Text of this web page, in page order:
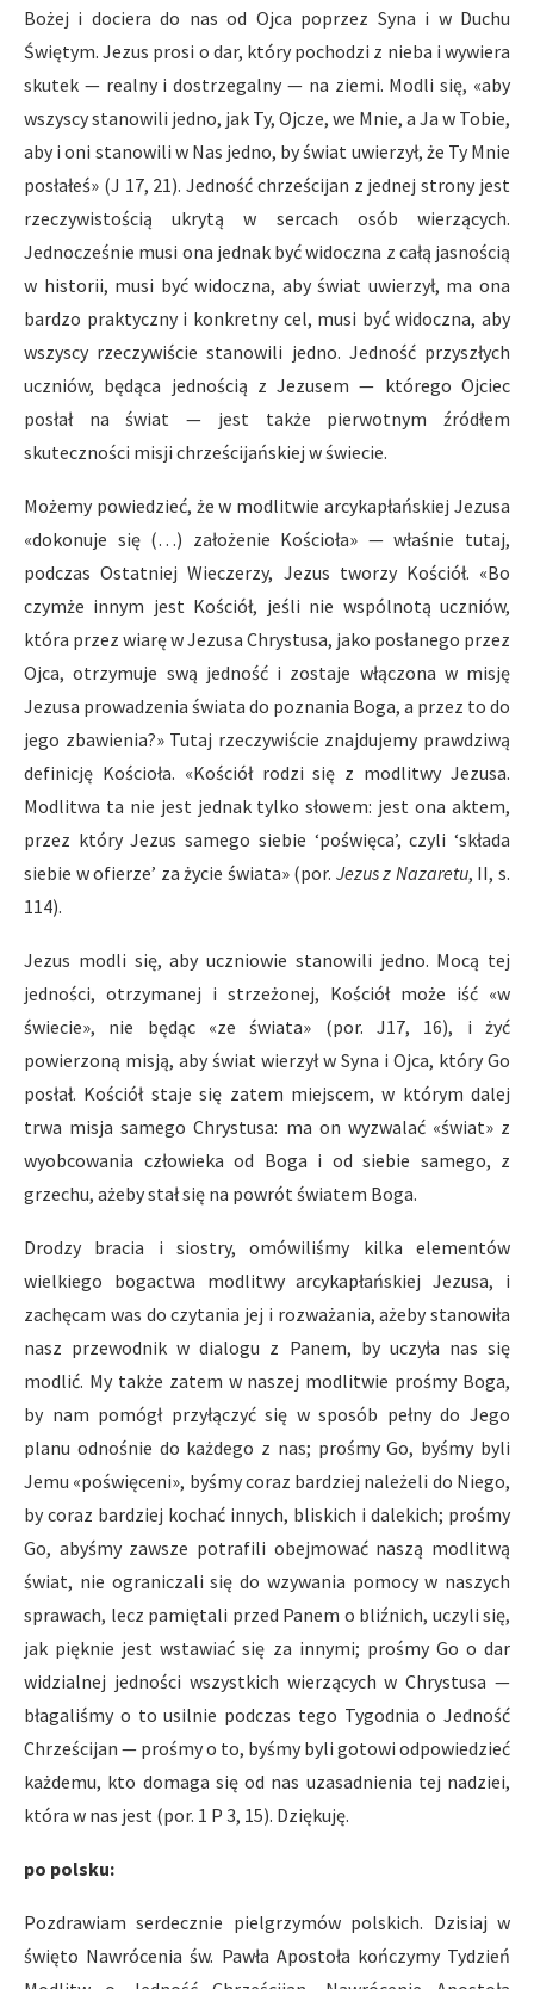
Bożej i dociera do nas od Ojca poprzez Syna i w Duchu
Świętym. Jezus prosi o dar, który pochodzi z nieba i wywiera
skutek — realny i dostrzegalny — na ziemi. Modli się, «aby
wszyscy stanowili jedno, jak Ty, Ojcze, we Mnie, a Ja w Tobie,
aby i oni stanowili w Nas jedno, by świat uwierzył, że Ty Mnie
posłałeś» (J 17, 21). Jedność chrześcijan z jednej strony jest
rzeczywistością ukrytą w sercach osób wierzących.
Jednocześnie musi ona jednak być widoczna z całą jasnością
w historii, musi być widoczna, aby świat uwierzył, ma ona
bardzo praktyczny i konkretny cel, musi być widoczna, aby
wszyscy rzeczywiście stanowili jedno. Jedność przyszłych
uczniów, będąca jednością z Jezusem — którego Ojciec
posłał na świat — jest także pierwotnym źródłem
skuteczności misji chrześcijańskiej w świecie.
Możemy powiedzieć, że w modlitwie arcykapłańskiej Jezusa
«dokonuje się (…) założenie Kościoła» — właśnie tutaj,
podczas Ostatniej Wieczerzy, Jezus tworzy Kościół. «Bo
czymże innym jest Kościół, jeśli nie wspólnotą uczniów,
która przez wiarę w Jezusa Chrystusa, jako posłanego przez
Ojca, otrzymuje swą jedność i zostaje włączona w misję
Jezusa prowadzenia świata do poznania Boga, a przez to do
jego zbawienia?» Tutaj rzeczywiście znajdujemy prawdziwą
definicję Kościoła. «Kościół rodzi się z modlitwy Jezusa.
Modlitwa ta nie jest jednak tylko słowem: jest ona aktem,
przez który Jezus samego siebie ‘poświęca’, czyli ‘składa
siebie w ofierze’ za życie świata» (por. Jezus z Nazaretu, II, s.
114).
Jezus modli się, aby uczniowie stanowili jedno. Mocą tej
jedności, otrzymanej i strzeżonej, Kościół może iść «w
świecie», nie będąc «ze świata» (por. J17, 16), i żyć
powierzoną misją, aby świat wierzył w Syna i Ojca, który Go
posłał. Kościół staje się zatem miejscem, w którym dalej
trwa misja samego Chrystusa: ma on wyzwalać «świat» z
wyobcowania człowieka od Boga i od siebie samego, z
grzechu, ażeby stał się na powrót światem Boga.
Drodzy bracia i siostry, omówiliśmy kilka elementów
wielkiego bogactwa modlitwy arcykapłańskiej Jezusa, i
zachęcam was do czytania jej i rozważania, ażeby stanowiła
nasz przewodnik w dialogu z Panem, by uczyła nas się
modlić. My także zatem w naszej modlitwie prośmy Boga,
by nam pomógł przyłączyć się w sposób pełny do Jego
planu odnośnie do każdego z nas; prośmy Go, byśmy byli
Jemu «poświęceni», byśmy coraz bardziej należeli do Niego,
by coraz bardziej kochać innych, bliskich i dalekich; prośmy
Go, abyśmy zawsze potrafili obejmować naszą modlitwą
świat, nie ograniczali się do wzywania pomocy w naszych
sprawach, lecz pamiętali przed Panem o bliźnich, uczyli się,
jak pięknie jest wstawiać się za innymi; prośmy Go o dar
widzialnej jedności wszystkich wierzących w Chrystusa —
błagaliśmy o to usilnie podczas tego Tygodnia o Jedność
Chrześcijan — prośmy o to, byśmy byli gotowi odpowiedzieć
każdemu, kto domaga się od nas uzasadnienia tej nadziei,
która w nas jest (por. 1 P 3, 15). Dziękuję.
po polsku:
Pozdrawiam serdecznie pielgrzymów polskich. Dzisiaj w
święto Nawrócenia św. Pawła Apostoła kończymy Tydzień